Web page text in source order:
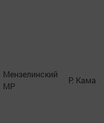
Мензелинский
МР
Р. Кама